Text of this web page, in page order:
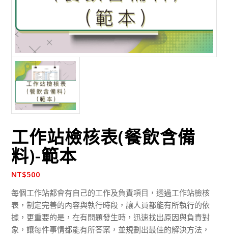
工作站檢核表(餐飲含備
料)-範本
NT$500
每個工作站都會有自己的工作及負責項目，透過工作站檢核
表，制定完善的內容與執行時段，讓人員都能有所執行的依
據，更重要的是，在有問題發生時，迅速找出原因與負責對
象，讓每件事情都能有所答案，並規劃出最佳的解決方法，